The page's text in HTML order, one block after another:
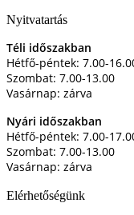
Nyitvatartás
Téli időszakban
Hétfő-péntek: 7.00-
Szombat: 7.00-13.00
Vasárnap: zárva
Nyári időszakban
Hétfő-péntek: 7.00-
Szombat: 7.00-13.00
Vasárnap: zárva
Elérhetőségünk